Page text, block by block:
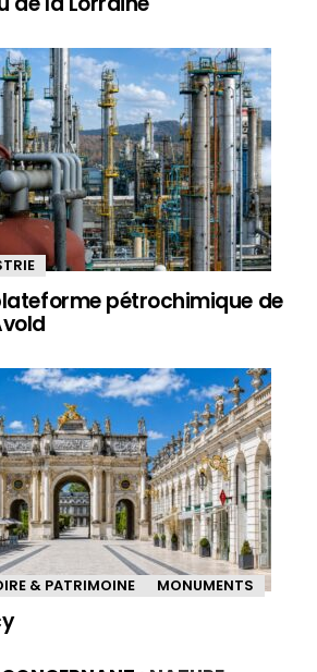
pétrochimique de
& PATRIMOINE MONUMENTS